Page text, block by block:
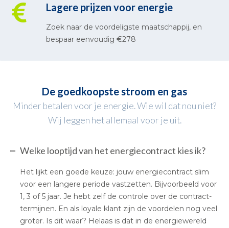
Lagere prijzen voor energie
Zoek naar de voordeligste maatschappij, en
bespaar eenvoudig €278
De goedkoopste stroom en gas
Minder betalen voor je energie. Wie wil dat nou niet?
Wij leggen het allemaal voor je uit.
Welke looptijd van het energiecontract kies ik?
Het lijkt een goede keuze: jouw energiecontract slim
voor een langere periode vastzetten. Bijvoorbeeld voor
1, 3 of 5 jaar. Je hebt zelf de controle over de contract-
termijnen. En als loyale klant zijn de voordelen nog veel
groter. Is dit waar? Helaas is dat in de energiewereld